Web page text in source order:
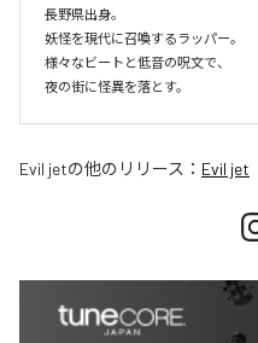
長野県出身。
妖怪を現代に召喚するラッパー。
様々なビートと低音の呪文で、
夜の街に怪異を落とす。
Evil jetの他のリリース： Evil jet